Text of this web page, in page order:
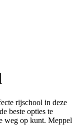
rijschool in deze
beste opties te
weg op kunt. Meppel